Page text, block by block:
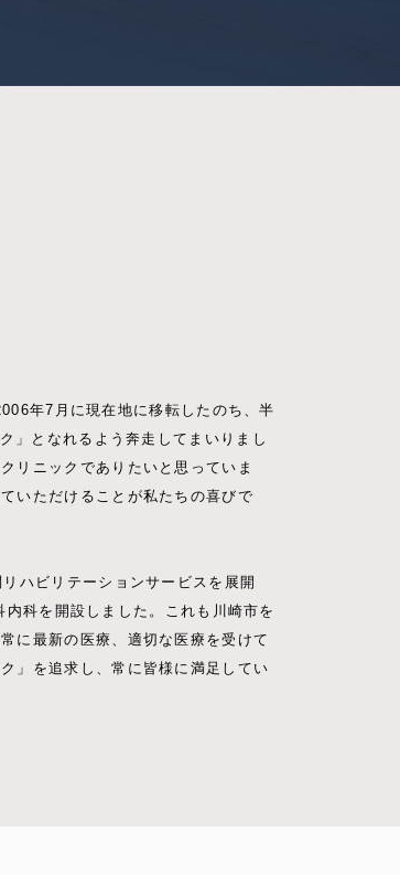
年7月に現在地に移転したのち、半
」となれるよう奔走してまいりまし
リニックでありたいと思っていま
いただけることが私たちの喜びで
ハビリテーションサービスを展開
科を開設しました。これも川崎市を
に最新の医療、適切な医療を受けて
」を追求し、常に皆様に満足してい